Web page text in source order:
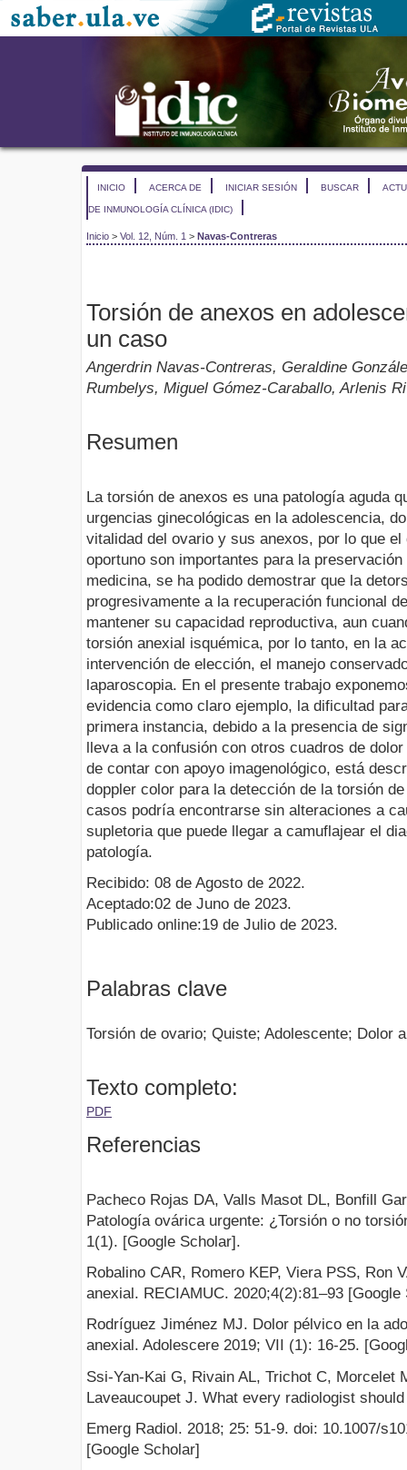
INICIO ACERCA DE INICIAR SESIÓN BUSCAR
DE INMUNOLOGÍA CLÍNICA (IDIC)
Inicio > Vol. 12, Núm. 1 > Navas-Contreras
Torsión de anexos en
un caso
Angerdrin Navas-Contreras, Geraldine
Rumbelys, Miguel Gómez-Caraballo, Arlenis
Resumen
La torsión de anexos es una patología aguda
urgencias ginecológicas en la adolescencia,
vitalidad del ovario y sus anexos, por lo que
oportuno son importantes para la
medicina, se ha podido demostrar que la
progresivamente a la recuperación funcional
mantener su capacidad reproductiva, aun
torsión anexial isquémica, por lo tanto, en la
intervención de elección, el manejo
laparoscopia. En el presente trabajo
evidencia como claro ejemplo, la dificultad
primera instancia, debido a la presencia de
lleva a la confusión con otros cuadros de
de contar con apoyo imagenológico, está
doppler color para la detección de la torsión
casos podría encontrarse sin alteraciones a
supletoria que puede llegar a camuflajear el
patología.
Recibido: 08 de Agosto de 2022.
Aceptado:02 de Juno de 2023.
Publicado online:19 de Julio de 2023.
Palabras clave
Torsión de ovario; Quiste; Adolescente; Dolor
Texto completo:
PDF
Referencias
Pacheco Rojas DA, Valls Masot DL, Bonfill
Patología ovárica urgente: ¿Torsión o no
1(1). [Google Scholar].
Robalino CAR, Romero KEP, Viera PSS, Ron
anexial. RECIAMUC. 2020;4(2):81–93 [Google
Rodríguez Jiménez MJ. Dolor pélvico en la
anexial. Adolescere 2019; VII (1): 16-25.
Ssi-Yan-Kai G, Rivain AL, Trichot C, Morcelet
Laveaucoupet J. What every radiologist
Emerg Radiol. 2018; 25: 51-9. doi: 10.1007/
[Google Scholar]